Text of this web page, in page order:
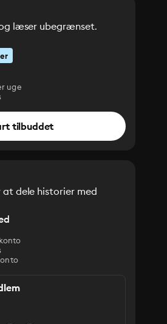
læser ubegrænset.
uge
tilbuddet
at dele historier med